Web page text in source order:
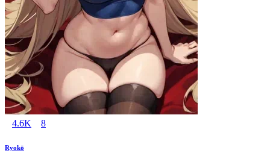
4.6K 8
Ryokō